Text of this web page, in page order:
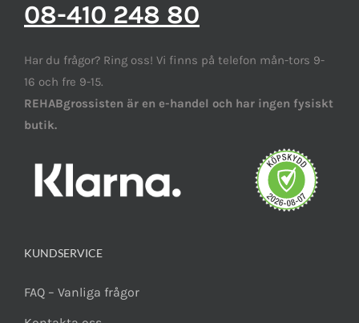
08-410 248 80
Har du frågor? Ring oss! Vi finns på telefon mån-tors 9-
16 och fre 9-15.
REHABgrossisten är en e-handel och har ingen fysiskt
butik.
KUNDSERVICE
FAQ – Vanliga frågor